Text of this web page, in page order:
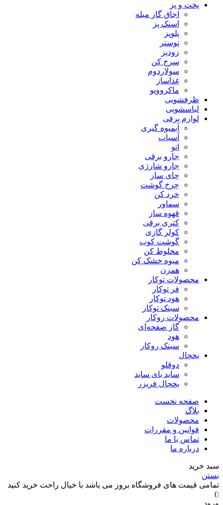
پخت و پز
اجاق گاز مبله
اسنک پز
پلوپز
توستر
زودپز
سرخ کن
سولاردوم
غذاساز
ماکروویو
ظرفشویی
لباسشویی
لوازم برقی
آبمیوه گیری
آسیاب
اتو
جارو برقی
جارو شارژی
چای ساز
چرخ گوشت
خرد کن
سماور
قهوه ساز
کتری برقی
کولر گازی
گوشت کوب
مخلوط کن
میوه خشک کن
همزن
محصولات توکار
فر توکار
هود توکار
سینک توکار
محصولات روکار
گاز صفحه‌ای
هود
سینک روکار
یخچال
دوقلو
ساید بای ساید
یخچال فریزر
صفحه نخست
بلاگ
محصولات
قوانین و مقررات
تماس با ما
درباره ما
سبد خرید
بستن
تمامی قیمت های فروشگاه بروز می باشد با خیال راحت خرید کنید
:)